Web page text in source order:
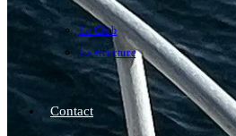
Le Club
La structure
Contact